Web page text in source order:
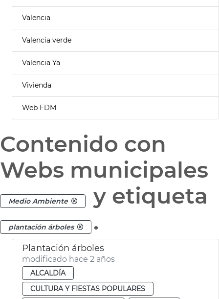
Valencia
Valencia verde
Valencia Ya
Vivienda
Web FDM
Contenido con
Webs municipales
Medio Ambiente y etiqueta
plantación árboles .
Plantación árboles
modificado hace 2 años
ALCALDÍA
CULTURA Y FIESTAS POPULARES